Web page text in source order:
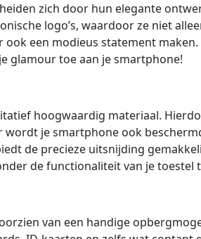
zich door hun elegante
logo’s, waardoor ze niet
een modieus statement maken.
glamour toe aan je smartphone!
hoogwaardig materiaal.
wordt je smartphone ook
de precieze uitsnijding
de functionaliteit van je toestel
van een handige